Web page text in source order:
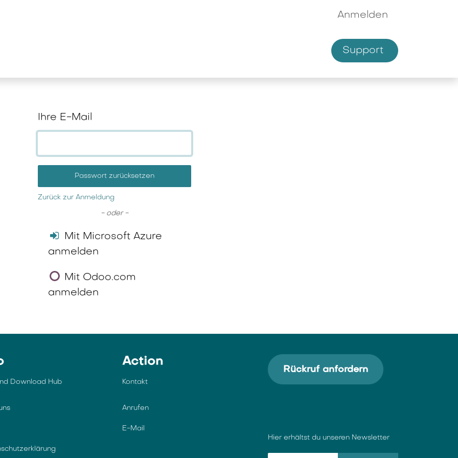
Anmelden
Supp​​ort
Ihre E-Mail
Passwort zurücksetzen
Zurück zur Anmeldung
- oder -
Mit Microsoft Azure
anmelden
Mit Odoo.com
anmelden
Download Hub
Action
Kontakt
Anrufen
E-Mail
Rückruf anfordern
Hier erhältst du unseren Newsletter